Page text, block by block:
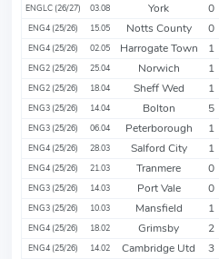
ENGLC (26/27) 03.08 York 0
ENG4 (25/26) 15.05 Notts County 0
ENG4 (25/26) 02.05 Harrogate Town 1
ENG2 (25/26) 25.04 Norwich 1
ENG2 (25/26) 18.04 Sheff Wed 1
ENG3 (25/26) 14.04 Bolton 5
ENG3 (25/26) 06.04 Peterborough 1
ENG4 (25/26) 28.03 Salford City 1
ENG4 (25/26) 21.03 Tranmere 0
ENG3 (25/26) 14.03 Port Vale 0
ENG3 (25/26) 10.03 Mansfield 1
ENG4 (25/26) 18.02 Grimsby 2
ENG4 (25/26) 14.02 Cambridge Utd 3